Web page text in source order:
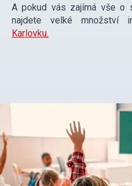
A pokud vás zajímá vše o
najdete velké množství
Karlovku.